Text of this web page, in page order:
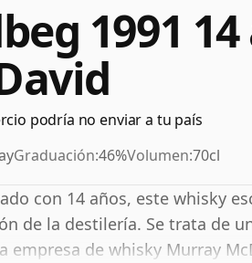
1991
podría no enviar a tu país
Graduación:46%Volumen:70cl
con 14 años, este whisky
de la destilería. Se trata de
empresa de whisky Murray